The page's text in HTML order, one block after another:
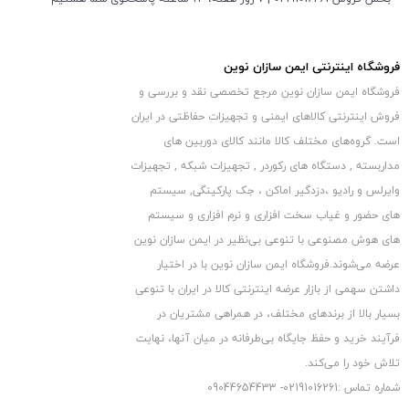
معرفی اجمالی ردیاب ماشین وان وی
این ردیاب ماشین جذاب به دلیل کارایی بالایی که دارد، در میان ردیاب
ها بسیار پرطرفدار است. برای استفاده از این ردیاب می توانید نرم افزار
فروشگاه اینترنتی ایمن سازان نوین
فروشگاه ایمن سازان نوین مرجع تخصصی نقد و بررسی و
فروش اینترنتی کالاهای ایمنی و تجهیزات حفاظتی در ایران
است. گروه‏‏‌های مختلف کالا مانند کالای دوربین های
مداربسته , دستگاه های رکوردر , تجهیزات شبکه , تجهیزات
وایرلس و رادیو ،دزدگیر اماکن ، جک پارکینگی, سیستم
های حضور و غیاب سخت افزاری و نرم افزاری و سیستم
های هوش مصنوعی با تنوعی بی‌نظیر در ایمن سازان نوین
عرضه می‏‏‏‌شوند.فروشگاه ایمن سازان نوین با در اختیار
داشتن سهمی از بازار عرضه اینترنتی کالا در ایران با تنوعی
بسیار بالا از برندهای مختلف، در همراهی مشتریان در
فرآیند خرید و حفظ جایگاه بی‏‏‏‌طرفانه در میان آنها، نهایت
تلاش خود را می‌‏‏کند.
شماره تماس :02191016261- 09044654433